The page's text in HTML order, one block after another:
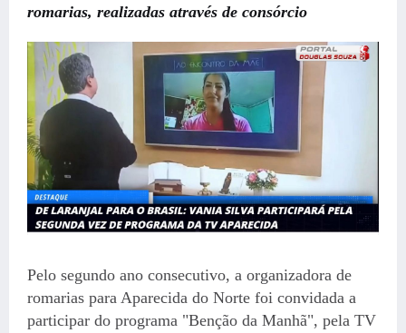
romarias, realizadas através de consórcio
Pelo segundo ano consecutivo, a organizadora de
romarias para Aparecida do Norte foi convidada a
participar do programa "Benção da Manhã", pela TV